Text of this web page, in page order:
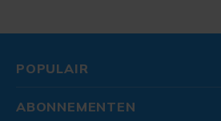
POPULAIR
ABONNEMENTEN